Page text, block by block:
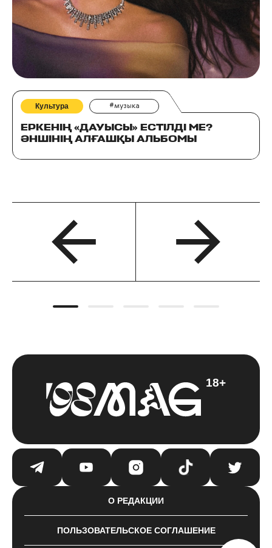
Культура #музыка
ЕРКЕНІҢ «ДАУЫСЫ» ЕСТІЛДІ МЕ?
ӘНШІНІҢ АЛҒАШҚЫ АЛЬБОМЫ
18+
О РЕДАКЦИИ
ПОЛЬЗОВАТЕЛЬСКОЕ СОГЛАШЕНИЕ